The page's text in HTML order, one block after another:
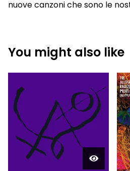
nuove canzoni che sono le
You might also like